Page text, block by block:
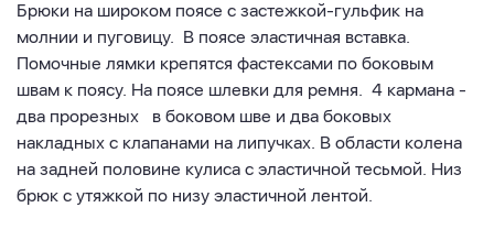
Брюки на широком поясе с застежкой-гульфик на
молнии и пуговицу. В поясе эластичная вставка.
Помочные лямки крепятся фастексами по боковым
швам к поясу. На поясе шлевки для ремня. 4 кармана -
два прорезных в боковом шве и два боковых
накладных с клапанами на липучках. В области колена
на задней половине кулиса с эластичной тесьмой. Низ
брюк с утяжкой по низу эластичной лентой.